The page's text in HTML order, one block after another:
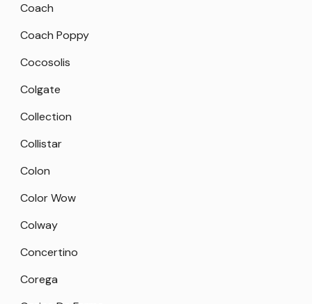
Coach
Coach Poppy
Cocosolis
Colgate
Collection
Collistar
Colon
Color Wow
Colway
Concertino
Corega